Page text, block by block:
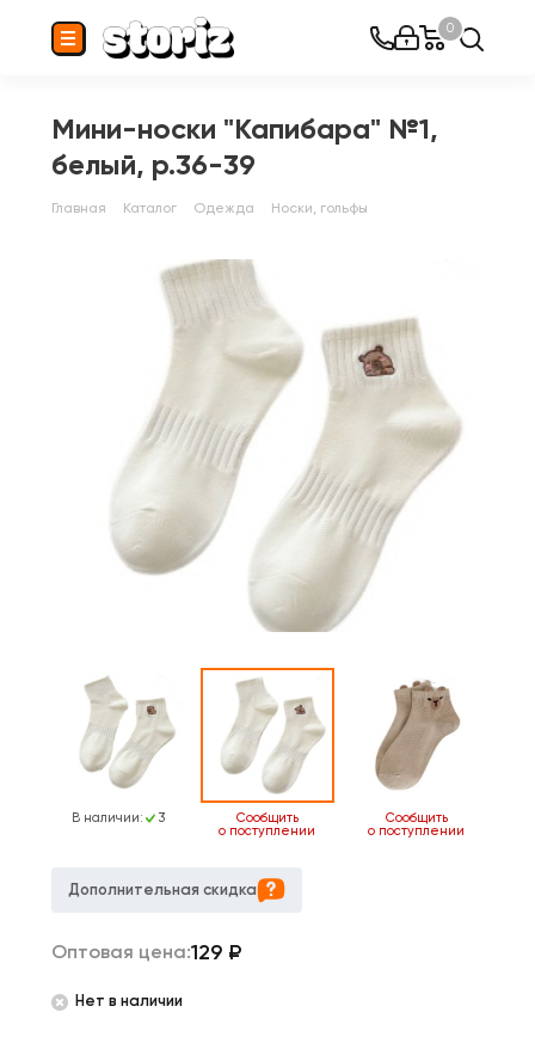
0
Мини-носки "Капибара" №1,
белый, р.36-39
Главная Каталог Одежда Носки, гольфы
В наличии: 3
Сообщить
о поступлении
Сообщить
о поступлении
Дополнительная скидка
Оптовая цена:129 ₽
Нет в наличии